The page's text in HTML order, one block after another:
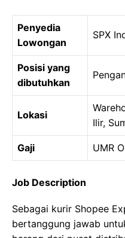
Penyedia
Lowongan
SPX
Posisi yang
dibutuhkan
Lokasi
Ilir,
Gaji UMR
Job Description
Sebagai kurir Shopee
bertanggung jawab